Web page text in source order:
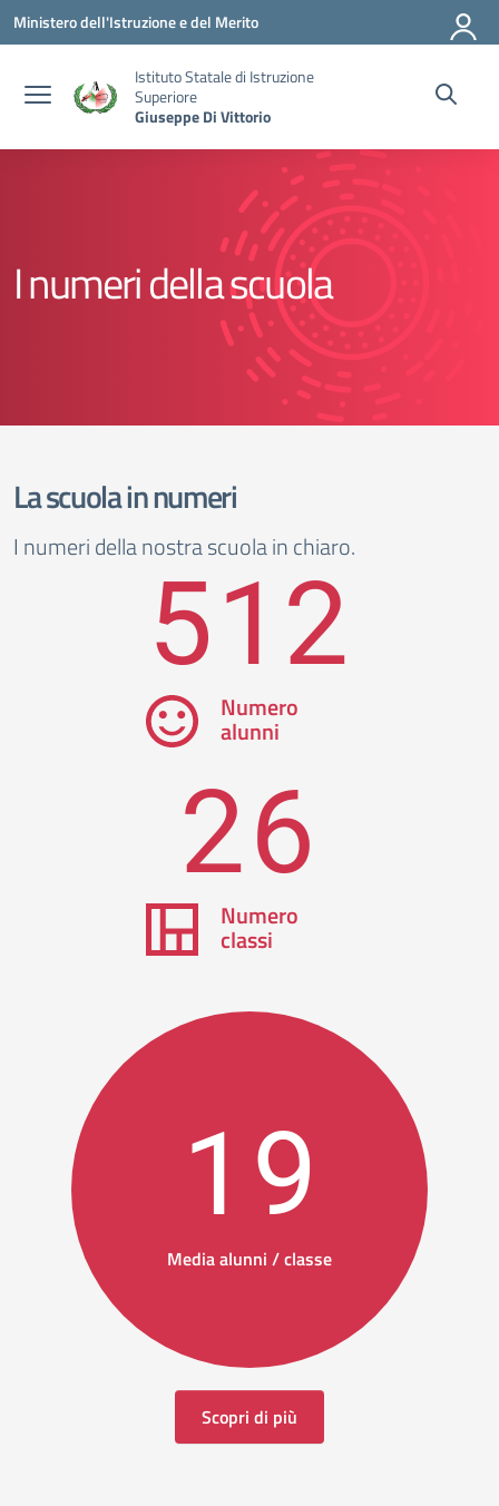
Vai ai contenuti
Vai al menu di navigazione
Vai al footer
Ministero dell'Istruzione e del Merito
Istituto Statale di Istruzione
Superiore
Giuseppe Di Vittorio
I numeri della scuola
La scuola in numeri
I numeri della nostra scuola in chiaro.
512
Numero
alunni
26
Numero
classi
19
Media alunni / classe
Scopri di più